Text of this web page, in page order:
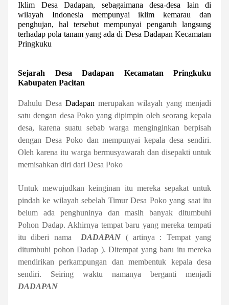
Iklim Desa Dadapan, sebagaimana desa-desa lain di
wilayah Indonesia mempunyai iklim kemarau dan
penghujan, hal tersebut mempunyai pengaruh langsung
terhadap pola tanam yang ada di Desa Dadapan Kecamatan
Pringkuku
Sejarah Desa Dadapan Kecamatan Pringkuku
Kabupaten Pacitan
Dahulu Desa Dadapan merupakan wilayah yang menjadi
satu dengan desa Poko yang dipimpin oleh seorang kepala
desa, karena suatu sebab warga menginginkan berpisah
dengan Desa Poko dan mempunyai kepala desa sendiri.
Oleh karena itu warga bermusyawarah dan disepakti untuk
memisahkan diri dari Desa Poko
Untuk mewujudkan keinginan itu mereka sepakat untuk
pindah ke wilayah sebelah Timur Desa Poko yang saat itu
belum ada penghuninya dan masih banyak ditumbuhi
Pohon Dadap. Akhirnya tempat baru yang mereka tempati
itu diberi nama
DADAPAN ( artinya : Tempat yang
ditumbuhi pohon Dadap ). Ditempat yang baru itu mereka
mendirikan perkampungan dan membentuk kepala desa
sendiri. Seiring waktu namanya berganti menjadi
DADAPAN